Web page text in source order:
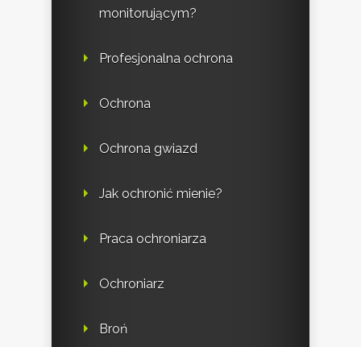
monitorującym?
Profesjonalna ochrona
Ochrona
Ochrona gwiazd
Jak ochronić mienie?
Praca ochroniarza
Ochroniarz
Broń